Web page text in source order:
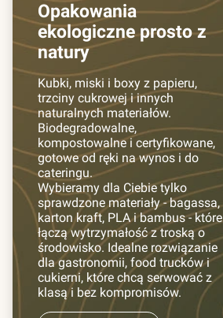
Opakowania
ekologiczne prosto z
natury
Kubki, miski i boxy z papieru,
trzciny cukrowej i innych
naturalnych materiałów.
Biodegradowalne,
kompostowalne i certyfikowane,
gotowe od ręki na wynos i do
cateringu.
Wybieramy dla Ciebie tylko
sprawdzone materiały - bagassa,
karton kraft, PLA i bambus - które
łączą wytrzymałość z troską o
środowisko. Idealne rozwiązanie
dla gastronomii, food trucków i
cukierni, które chcą serwować z
klasą i bez kompromisów.